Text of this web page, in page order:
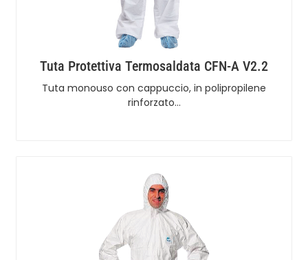
Tuta Protettiva Termosaldata CFN-A V2.2
Tuta monouso con cappuccio, in polipropilene
rinforzato…